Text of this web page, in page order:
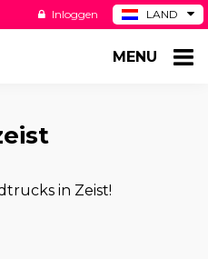
LAND
DE
Inloggen
MENU
in Zeist!